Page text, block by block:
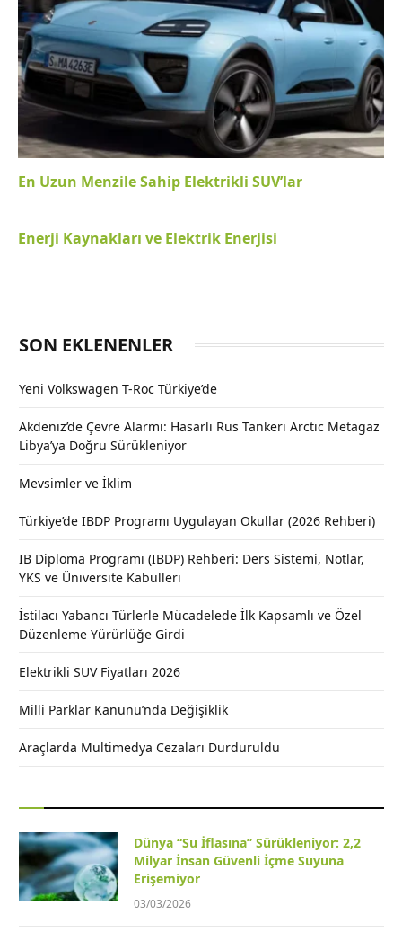
En Uzun Menzile Sahip Elektrikli SUV’lar
Enerji Kaynakları ve Elektrik Enerjisi
SON EKLENENLER
Yeni Volkswagen T-Roc Türkiye’de
Akdeniz’de Çevre Alarmı: Hasarlı Rus Tankeri Arctic Metagaz
Libya’ya Doğru Sürükleniyor
Mevsimler ve İklim
Türkiye’de IBDP Programı Uygulayan Okullar (2026 Rehberi)
IB Diploma Programı (IBDP) Rehberi: Ders Sistemi, Notlar,
YKS ve Üniversite Kabulleri
İstilacı Yabancı Türlerle Mücadelede İlk Kapsamlı ve Özel
Düzenleme Yürürlüğe Girdi
Elektrikli SUV Fiyatları 2026
Milli Parklar Kanunu’nda Değişiklik
Araçlarda Multimedya Cezaları Durduruldu
Dünya “Su İflasına” Sürükleniyor: 2,2
Milyar İnsan Güvenli İçme Suyuna
Erişemiyor
03/03/2026